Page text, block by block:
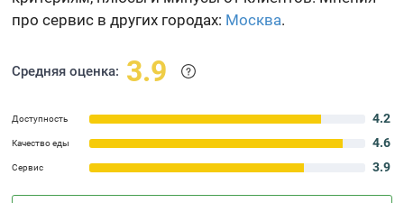
про сервис в других городах: Москва.
Средняя оценка: 3.9
Доступность 4.2
Качество еды 4.6
Сервис 3.9